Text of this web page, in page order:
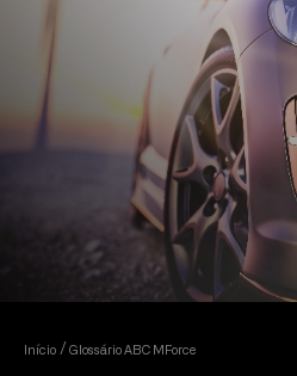
Início Glossário ABC MForce